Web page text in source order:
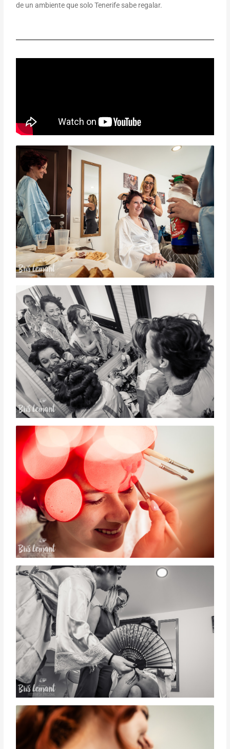
de un ambiente que solo Tenerife sabe regalar.